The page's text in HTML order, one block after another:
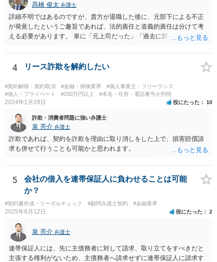
髙橋 俊太 弁護士
詳細不明ではあるのですが、貴方が退職した後に、元部下による不正
が発覚したというご趣旨であれば、法的責任と道義的責任は分けて考
える必要があります。 単に「元上司だった」「過去に部下だった」と
りません。会社が貴方に損害賠償請求をするには、在職中の管理監督
義務違反、引継ぎの不備、不正の兆候を知りながら放置したことな
ります。なお、在職中から会計処理や現金管理の不自然さを認識して
いた、部下に過度な権限を与えたまま放置していた、退職時に重要な
情報を引き継がなかった等の事情があれば、会社から問題視される可
能性はあるでしょう。 対応としては、まず会社から何を求められてい
るのかを明確にすることが重要です。謝罪、調査協力、金銭負担、始
末書提出など、求められている内容によって対応は異なります。不用
意に責任を認める文書を作成したり、損害負担を約束したりすること
は避けるべきです。一方で、在職中の業務内容、権限分掌、引継ぎ資
いる場合には、会社とのやり取りを保存し、弁護士に相談したうえで
対応なさった方がよいでしょう。
4 リース詐欺を解約したい
#契約解除・契約取消 #金融・保険業界
#個人事業主・フリーランス
#個人・プライベート
#200万円以上 #本名・住所・電話番号が判明
2024年1月29日 役にたった 10
詐欺・消費者問題に強い弁護士
泉 亮介 弁護士
詐欺であれば、契約を詐欺を理由に取り消しをした上で、損害賠償請
求も併せて行うことも可能かと思われます。
5
会社の借入を連帯保証人に負わせることは可能
か？
#契約書作成・リーガルチェック #顧問弁護士契約 #金融業界
2025年6月12日 役にたった 2
泉 亮介 弁護士
連帯保証人には、先に主債務者に対して請求、取り立てをすべきだと
主張する権利がないため、主債務者へ請求せずに連帯保証人に請求す